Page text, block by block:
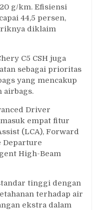
g/km. Efisiensi
44,5 persen,
diklaim
C5 CSH juga
sebagai prioritas
yang mencakup
airbags.
Driver
empat fitur
(LCA), Forward
Departure
High-Beam
tinggi dengan
terhadap air
ekstra dalam